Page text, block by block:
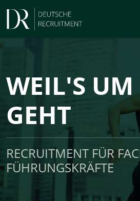
WEIL'S
GEHT
RECRUITMENT FÜR
FÜHRUNGSKRÄFTE